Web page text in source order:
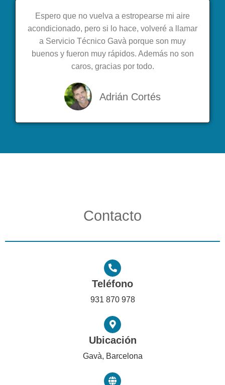
Espero que no vuelva a estropearse mi aire
acondicionado, pero si lo hace, volveré a llamar
a Servicio Técnico Gavà porque son muy
buenos y fueron muy rápidos. Además no son
caros, gracias por todo.
Adrián Cortés
Contacto
Teléfono
931 870 978
Ubicación
Gavà, Barcelona